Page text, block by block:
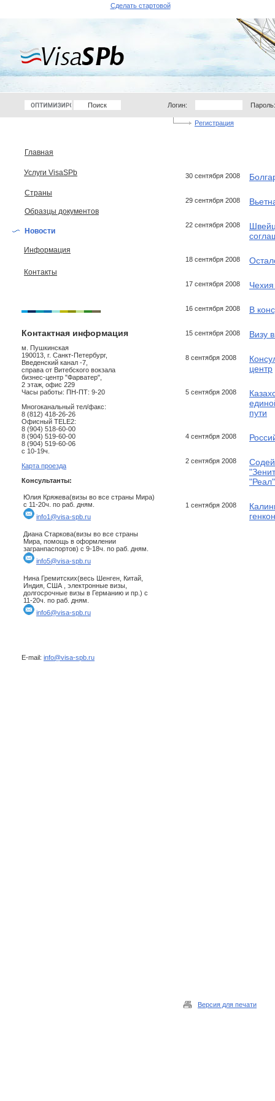
Сделать стартовой
Логин: Пароль:
Регистрация
Главная
Услуги VisaSPb
Страны
Образцы документов
Новости
Информация
Контакты
Контактная информация
м. Пушкинская
190013, г. Санкт-Петербург,
Введенский канал -7,
справа от Витебского вокзала
бизнес-центр "Фарватер",
2 этаж, офис 229
Часы работы: ПН-ПТ: 9-20
Многоканальный тел/факс:
8 (812) 418-26-26
Офисный TELE2:
8 (904) 518-60-00
8 (904) 519-60-00
8 (904) 519-60-06
с 10-19ч.
Карта проезда
Консультанты:
Юлия Кряжева(визы во все страны Мира)
с 11-20ч. по раб. дням.
info1@visa-spb.ru
Диана Старкова(визы во все страны
Мира, помощь в оформлении
загранпаспортов) с 9-18ч. по раб. дням.
info5@visa-spb.ru
Нина Гремитских(весь Шенген, Китай,
Индия, США , электронные визы,
долгосрочные визы в Германию и пр.) с
11-20ч. по раб. дням.
info6@visa-spb.ru
E-mail: info@visa-spb.ru
30 сентября 2008
29 сентября 2008
22 сентября 2008
18 сентября 2008
17 сентября 2008
16 сентября 2008 В
15 сентября 2008 Визу
8 сентября 2008
центр
5 сентября 2008
пути
4 сентября 2008
2 сентября 2008
1 сентября 2008
Версия для печати